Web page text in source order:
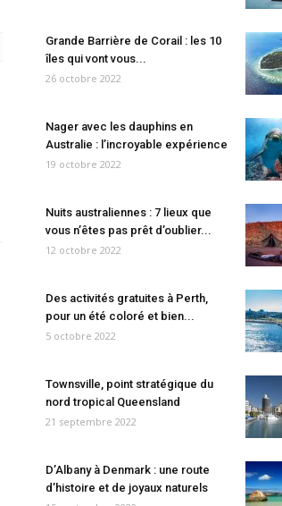
Grande Barrière de Corail : les 10
îles qui vont vous...
26 octobre 2022
Nager avec les dauphins en
Australie : l’incroyable expérience
19 octobre 2022
Nuits australiennes : 7 lieux que
vous n’êtes pas prêt d’oublier...
12 octobre 2022
Des activités gratuites à Perth,
pour un été coloré et bien...
5 octobre 2022
Townsville, point stratégique du
nord tropical Queensland
21 septembre 2022
D’Albany à Denmark : une route
d’histoire et de joyaux naturels